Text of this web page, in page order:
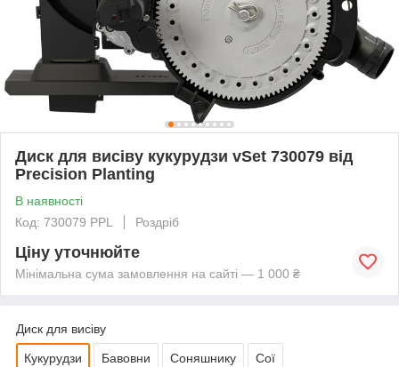
Диск для висіву кукурудзи vSet 730079 від
Precision Planting
В наявності
Код: 730079 PPL
Роздріб
Ціну уточнюйте
Мінімальна сума замовлення на сайті — 1 000 ₴
Диск для висіву
Кукурудзи Бавовни Соняшнику Сої